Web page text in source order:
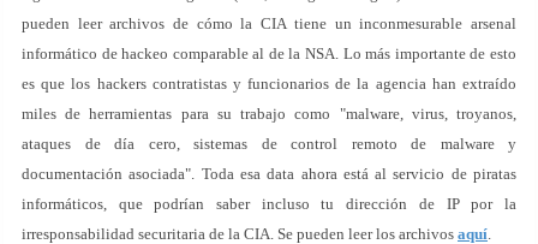
pueden leer archivos de cómo la CIA tiene un inconmesurable arsenal
informático de hackeo comparable al de la NSA. Lo más importante de esto
es que los hackers contratistas y funcionarios de la agencia han extraído
miles de herramientas para su trabajo como "malware, virus, troyanos,
ataques de día cero, sistemas de control remoto de malware y
documentación asociada". Toda esa data ahora está al servicio de piratas
informáticos, que podrían saber incluso tu dirección de IP por la
irresponsabilidad securitaria de la CIA. Se pueden leer los archivos aquí.